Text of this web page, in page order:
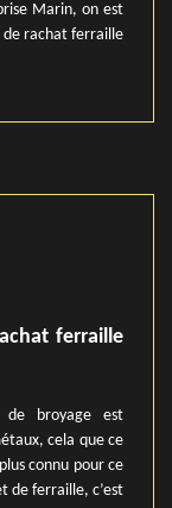
Marin, on est
de rachat ferraille
ferraille
de broyage est
cela que ce
connu pour ce
de ferraille, c’est